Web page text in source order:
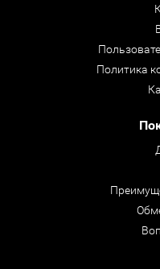
Политика